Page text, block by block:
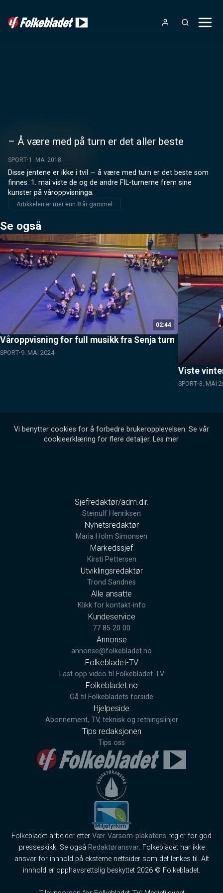
– Å være med på turn er det aller beste
SPORT 1. MAI 2018
Disse jentene er ikke i tvil — å være med turn er det beste som
finnes. 1. mai viste de og de andre FIL-turnerne frem sine
kunster på våroppvisninga.
Artikkelen er mer enn 8 år gammel
Se også
02:44
Våroppvisning for full musikk fra Senja turn
SPORT 9. MAI 2024
Viste
SPORT 3. MAI
Vi benytter cookies for å forbedre brukeropplevelsen. Se vår
cookieerklæring for flere detaljer. Les mer.
Sjefredaktør/adm.dir.
Steinulf Henriksen
Nyhetsredaktør
Maria Holm Simonsen
Markedssjef
Kirsti Pettersen
Utviklingsredaktør
Trond Sandnes
Alle ansatte
Klikk for kontakt-info
Kundeservice
77 85 20 00
Annonse
annonse@folkebladet.no
Folkebladet-TV
Last opp video til Folkebladet-TV
Folkebladet.no
Gå til Folkebladets forside
Hjelpeside
Abonnement, TV, teknisk og retningslinjer
Tips redaksjonen
Tips oss
Folkebladet arbeider etter Vær Varsom-plakatens regler for god
presseskikk. Se også Redaktøransvar. Folkebladet har ikke
ansvar for innhold på eksterne nettsider som det lenkes til. Alt
innhold er opphavsrettslig beskyttet 2026 © Folkebladet.